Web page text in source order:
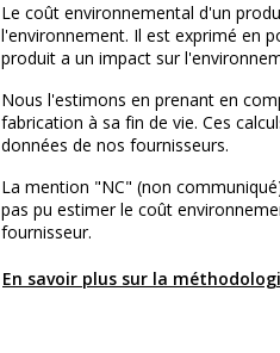
Le coût environnemental d'un
l'environnement. Il est exprimé en
produit a un impact sur
Nous l'estimons en prenant en
fabrication à sa fin de vie. Ces
données de nos fournisseurs.
La mention "NC" (non
pas pu estimer le coût
fournisseur.
En savoir plus sur la